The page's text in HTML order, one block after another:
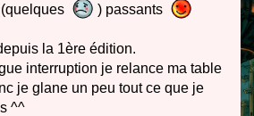
) passants
la 1ère édition.
interruption je relance ma table
je glane un peu tout ce que je
^^